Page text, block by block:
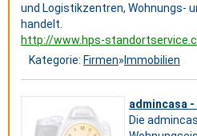
und Logistikzentren, Wohnungs-
handelt.
http://www.hps-
Kategorie: Firmen» Immobilien
admincasa
Die